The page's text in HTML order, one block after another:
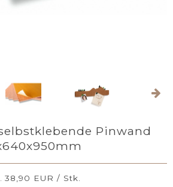
Pinwand
38,90 EUR / Stk.